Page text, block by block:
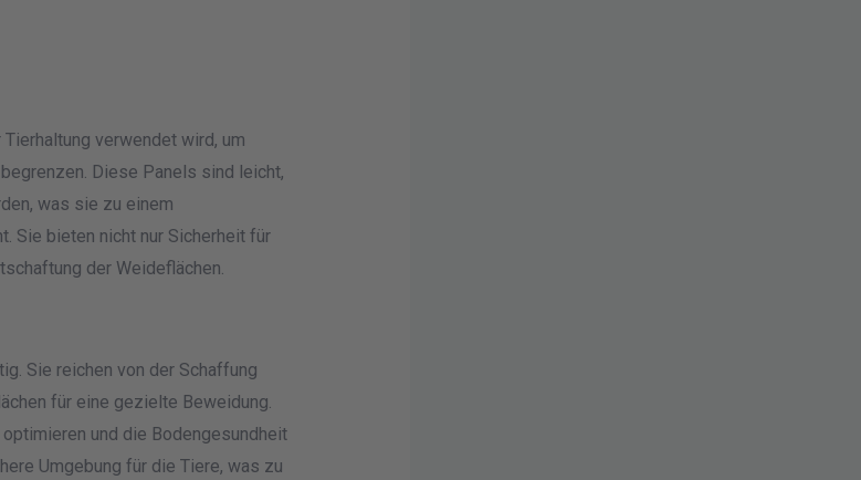
verwendet wird, um
Diese Panels sind leicht,
was sie zu einem
Sie bieten nicht nur Sicherheit für
der Weideflächen.
Sie reichen von der Schaffung
für eine gezielte Beweidung.
und die Bodengesundheit
Umgebung für die Tiere, was zu